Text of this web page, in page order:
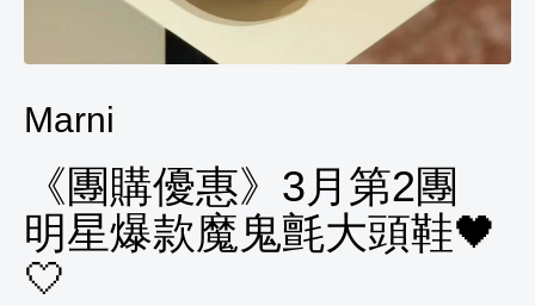
Marni
《團購優惠》3月第2團
明星爆款魔鬼氈大頭鞋🖤
🤍